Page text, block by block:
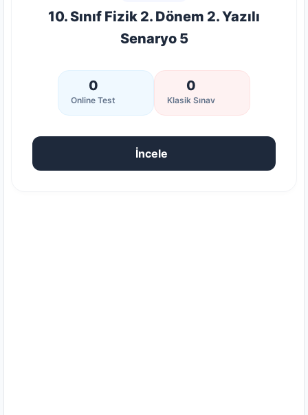
10. Sınıf Fizik 2. Dönem 2. Yazılı
Senaryo 5
0
Online Test
0
Klasik Sınav
İncele